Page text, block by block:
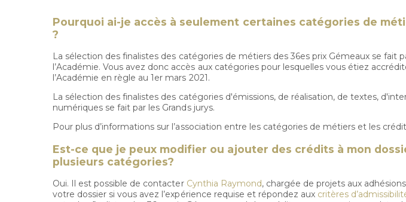
Pourquoi ai-je accès à seulement certaines catégories de
?
La sélection des finalistes des catégories de métiers des 36es prix Gémeaux se fait
l’Académie. Vous avez donc accès aux catégories pour lesquelles vous étiez
l’Académie en règle au 1er mars 2021.
La sélection des finalistes des catégories d'émissions, de réalisation, de textes,
numériques se fait par les Grands jurys.
Pour plus d’informations sur l’association entre les catégories de métiers et les
Est-ce que je peux modifier ou ajouter des crédits à mon
plusieurs catégories?
Oui. Il est possible de contacter Cynthia Raymond, chargée de projets aux
votre dossier si vous avez l’expérience requise et répondez aux critères